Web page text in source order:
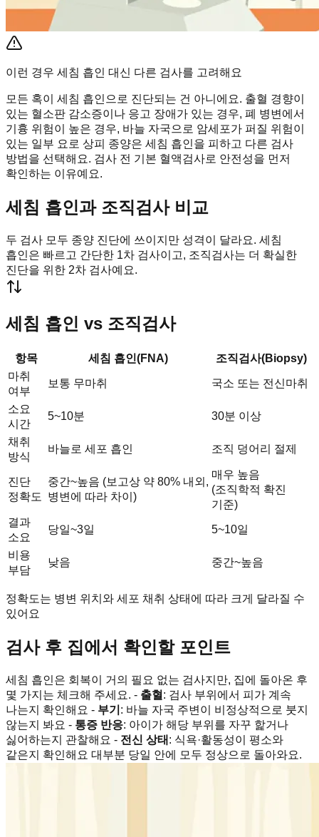
이런 경우 세침 흡인 대신 다른 검사를 고려해요
모든 혹이 세침 흡인으로 진단되는 건 아니에요. 출혈 경향이
있는 혈소판 감소증이나 응고 장애가 있는 경우, 폐 병변에서
기흉 위험이 높은 경우, 바늘 자국으로 암세포가 퍼질 위험이
있는 일부 요로 상피 종양은 세침 흡인을 피하고 다른 검사
방법을 선택해요. 검사 전 기본 혈액검사로 안전성을 먼저
확인하는 이유예요.
세침 흡인과 조직검사 비교
두 검사 모두 종양 진단에 쓰이지만 성격이 달라요. 세침
흡인은 빠르고 간단한 1차 검사이고, 조직검사는 더 확실한
진단을 위한 2차 검사예요.
세침 흡인 vs 조직검사
항목 세침 흡인(FNA)
조직검사(Biopsy)
마취
여부
보통 무마취 국소 또는 전신마취
소요
시간
5~10분 30분 이상
채취
방식
바늘로 세포 흡인 조직 덩어리 절제
진단
정확도
중간~높음 (보고상 약 80% 내외,
병변에 따라 차이)
매우 높음
(조직학적 확진
기준)
결과
소요
당일~3일 5~10일
비용
부담
낮음 중간~높음
정확도는 병변 위치와 세포 채취 상태에 따라 크게 달라질 수
있어요
검사 후 집에서 확인할 포인트
세침 흡인은 회복이 거의 필요 없는 검사지만, 집에 돌아온 후
몇 가지는 체크해 주세요. - 출혈 : 검사 부위에서 피가 계속
나는지 확인해요 - 부기 : 바늘 자국 주변이 비정상적으로 붓지
않는지 봐요 - 통증 반응: 아이가 해당 부위를 자꾸 핥거나
싫어하는지 관찰해요 - 전신 상태 : 식욕·활동성이 평소와
같은지 확인해요 대부분 당일 안에 모두 정상으로 돌아와요.